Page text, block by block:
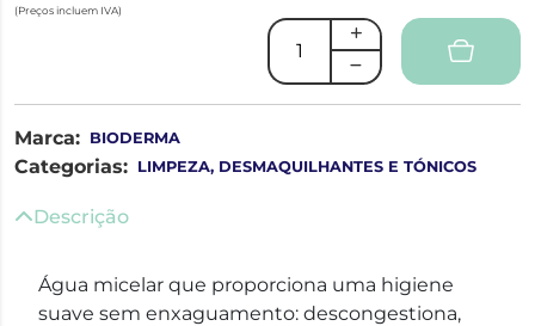
(Preços incluem IVA)
Marca: BIODERMA
Categorias: LIMPEZA, DESMAQUILHANTES E TÓNICOS
Descrição
Água micelar que proporciona uma higiene
suave sem enxaguamento: descongestiona,